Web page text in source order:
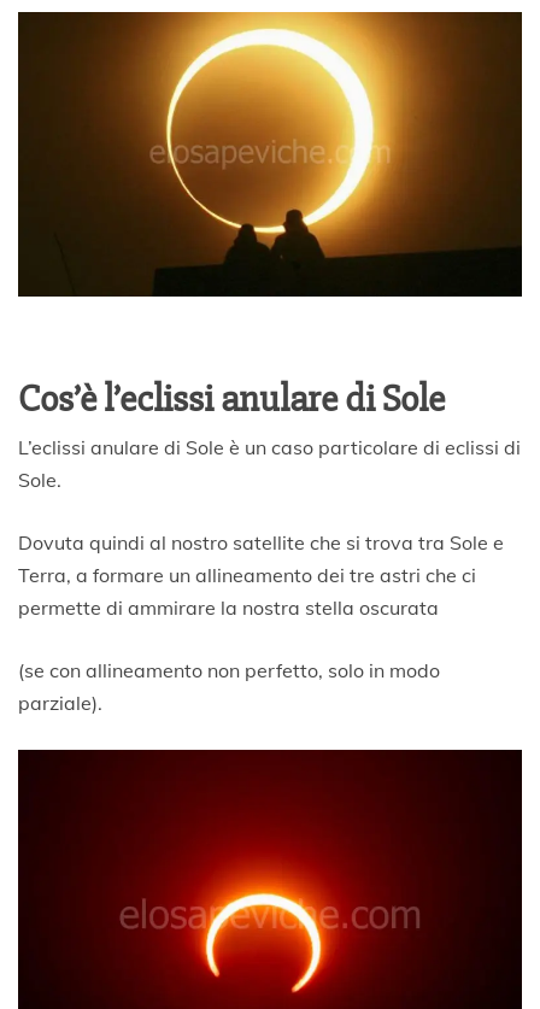
Cos’è l’eclissi anulare di Sole
L’eclissi anulare di Sole è un caso particolare di eclissi di
Sole.
Dovuta quindi al nostro satellite che si trova tra Sole e
Terra, a formare un allineamento dei tre astri che ci
permette di ammirare la nostra stella oscurata
(se con allineamento non perfetto, solo in modo
parziale).